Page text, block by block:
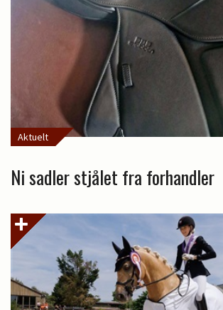
Aktuelt
Ni sadler stjålet fra forhandler